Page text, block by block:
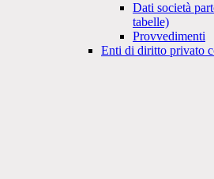
Dati società
tabelle)
Provvedimenti
Enti di diritto privato